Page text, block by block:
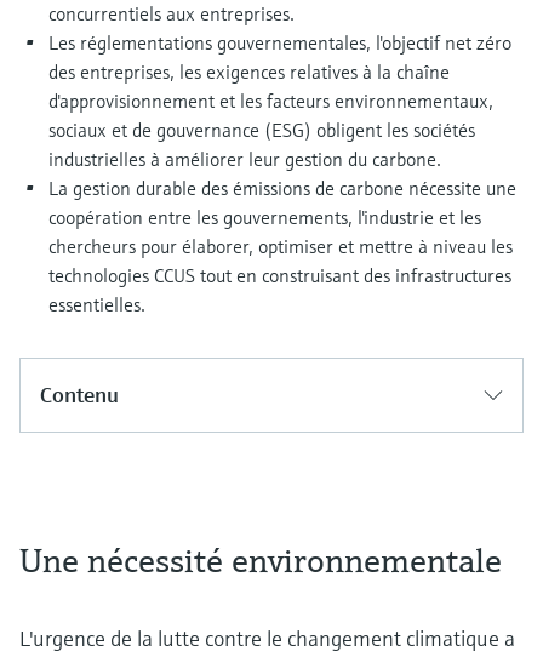
concurrentiels aux entreprises.
Les réglementations gouvernementales, l'objectif net zéro
des entreprises, les exigences relatives à la chaîne
d'approvisionnement et les facteurs environnementaux,
sociaux et de gouvernance (ESG) obligent les sociétés
industrielles à améliorer leur gestion du carbone.
La gestion durable des émissions de carbone nécessite une
coopération entre les gouvernements, l'industrie et les
chercheurs pour élaborer, optimiser et mettre à niveau les
technologies CCUS tout en construisant des infrastructures
essentielles.
Contenu
Une nécessité environnementale
L'urgence de la lutte contre le changement climatique a